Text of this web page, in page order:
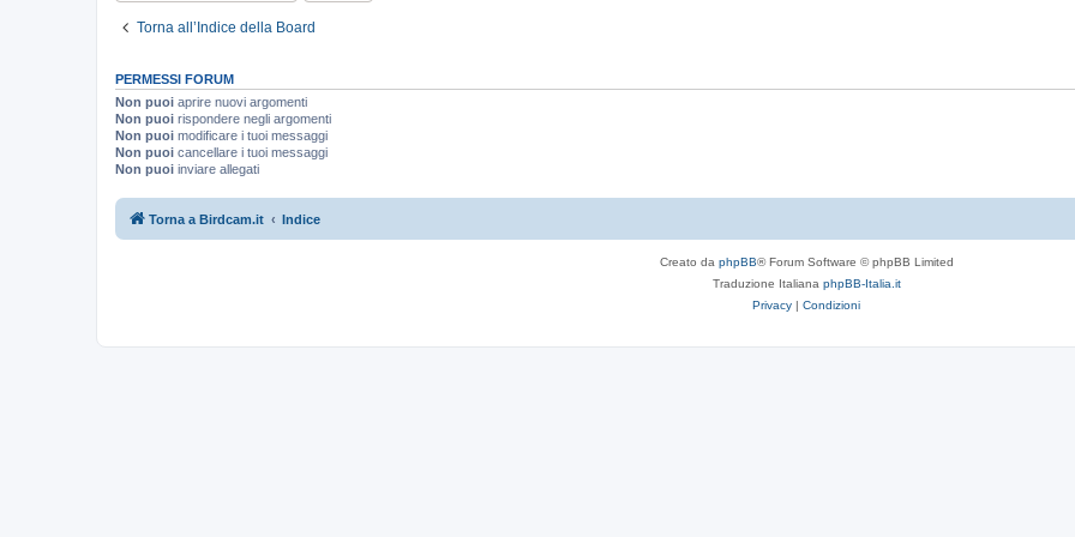
e
s
Torna all’Indice della Board
PERMESSI FORUM
Non puoi aprire nuovi argomenti
Non puoi rispondere negli argomenti
Non puoi modificare i tuoi messaggi
Non puoi cancellare i tuoi messaggi
Non puoi inviare allegati
Torna a Birdcam.it Indice
Creato da phpBB® Forum Software © phpBB Limited
Traduzione Italiana phpBB-Italia.it
Privacy | Condizioni